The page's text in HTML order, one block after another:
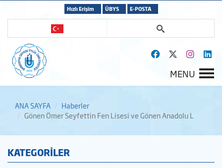
Hızlı Erişim ÜBYS E-POSTA
MENU
ANA SAYFA
Haberler
Gönen Ömer Seyfettin Fen Lisesi ve Gönen Anadolu L
KATEGORİLER